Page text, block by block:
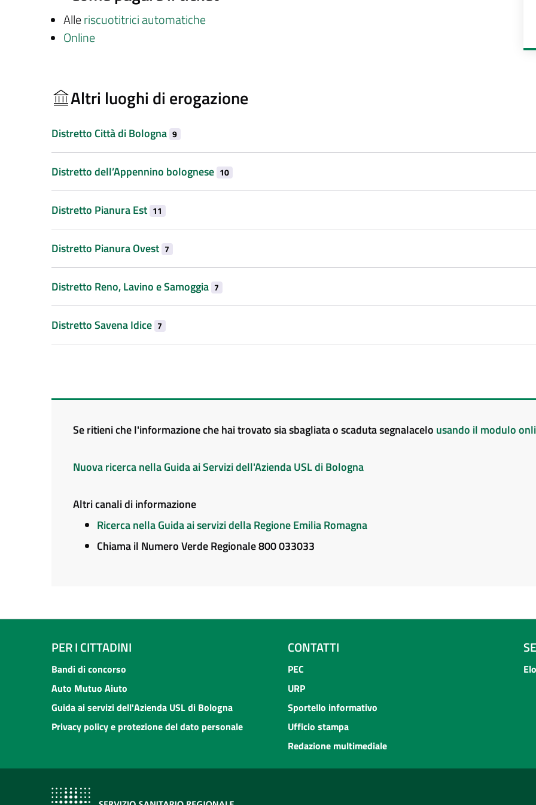
Alleriscuotitrici automatiche
Online
Altri luoghi di erogazione
Distretto Città di Bologna 9
Distretto dell’Appennino bolognese 10
Distretto Pianura Est 11
Distretto Pianura Ovest 7
Distretto Reno, Lavino e Samoggia 7
Distretto Savena Idice 7
Se ritieni che l'informazione che hai trovato sia sbagliata o scaduta segnalacelo usando il modulo
Nuova ricerca nella Guida ai Servizi dell'Azienda USL di Bologna
Altri canali di informazione
Ricerca nella Guida ai servizi della Regione Emilia Romagna
Chiama il Numero Verde Regionale 800 033033
PER I CITTADINI
Bandi di concorso
Auto Mutuo Aiuto
Guida ai servizi dell'Azienda USL di Bologna
Privacy policy e protezione del dato personale
CONTATTI
PEC
URP
Sportello informativo
Ufficio stampa
Redazione multimediale